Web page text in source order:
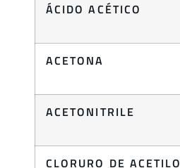
ÁCIDO ACÉTICO
ACETONA
ACETONITRILE
CLORURO DE ACETILO